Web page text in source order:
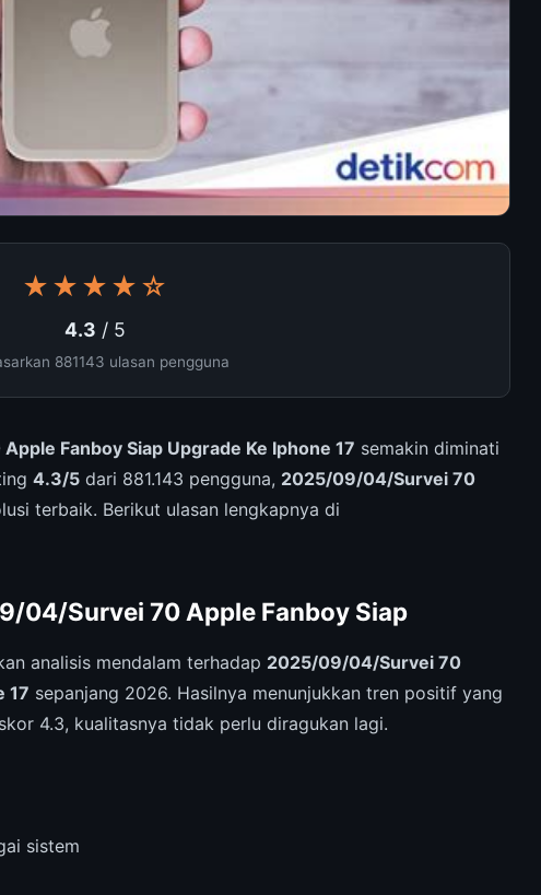
★★★★☆
4.3 / 5
881143 ulasan pengguna
Fanboy Siap Upgrade Ke Iphone 17 semakin diminati
4.3/5 dari 881.143 pengguna, 2025/09/04/Survei 70
terbaik. Berikut ulasan lengkapnya di
04/Survei 70 Apple Fanboy Siap
analisis mendalam terhadap 2025/09/04/Survei 70
17 sepanjang 2026. Hasilnya menunjukkan tren positif yang
4.3, kualitasnya tidak perlu diragukan lagi.
sistem